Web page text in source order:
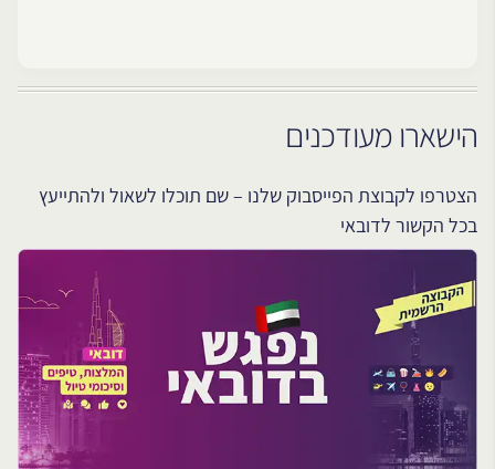
הישארו מעודכנים
הצטרפו לקבוצת הפייסבוק שלנו – שם תוכלו לשאול ולהתייעץ
בכל הקשור לדובאי